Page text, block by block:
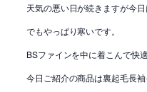
天気の悪い日が続きますが今
でもやっぱり寒いです。
BSファインを中に着こんで快
今日ご紹介の商品は裏起毛長袖